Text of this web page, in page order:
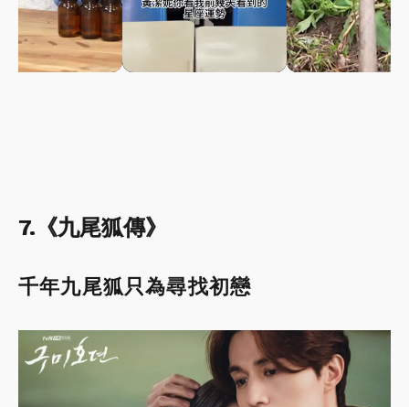
7.《九尾狐傳》
千年九尾狐只為尋找初戀